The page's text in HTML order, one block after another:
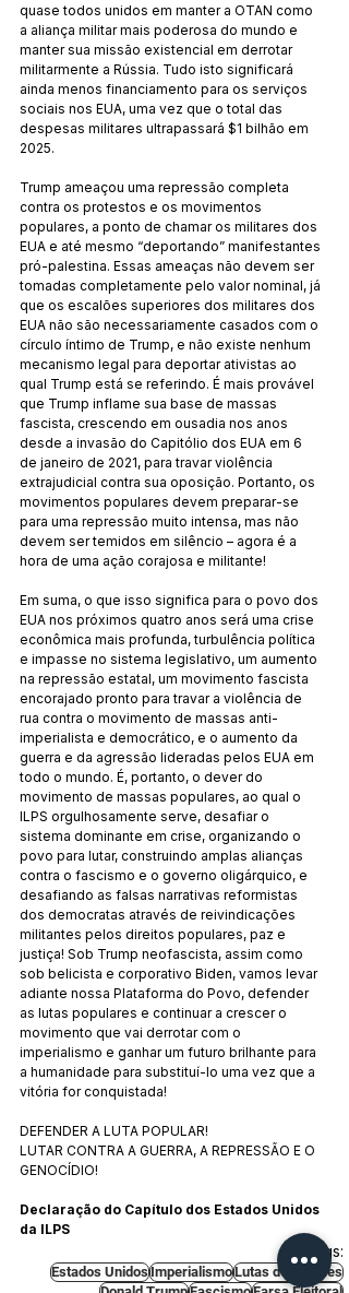
quase todos unidos em manter a OTAN como
a aliança militar mais poderosa do mundo e
manter sua missão existencial em derrotar
militarmente a Rússia. Tudo isto significará
ainda menos financiamento para os serviços
sociais nos EUA, uma vez que o total das
despesas militares ultrapassará $1 bilhão em
2025.
Trump ameaçou uma repressão completa
contra os protestos e os movimentos
populares, a ponto de chamar os militares dos
EUA e até mesmo “deportando” manifestantes
pró-palestina. Essas ameaças não devem ser
tomadas completamente pelo valor nominal, já
que os escalões superiores dos militares dos
EUA não são necessariamente casados com o
círculo íntimo de Trump, e não existe nenhum
mecanismo legal para deportar ativistas ao
qual Trump está se referindo. É mais provável
que Trump inflame sua base de massas
fascista, crescendo em ousadia nos anos
desde a invasão do Capitólio dos EUA em 6
de janeiro de 2021, para travar violência
extrajudicial contra sua oposição. Portanto, os
movimentos populares devem preparar-se
para uma repressão muito intensa, mas não
devem ser temidos em silêncio – agora é a
hora de uma ação corajosa e militante!
Em suma, o que isso significa para o povo dos
EUA nos próximos quatro anos será uma crise
econômica mais profunda, turbulência política
e impasse no sistema legislativo, um aumento
na repressão estatal, um movimento fascista
encorajado pronto para travar a violência de
rua contra o movimento de massas anti-
imperialista e democrático, e o aumento da
guerra e da agressão lideradas pelos EUA em
todo o mundo. É, portanto, o dever do
movimento de massas populares, ao qual o
ILPS orgulhosamente serve, desafiar o
sistema dominante em crise, organizando o
povo para lutar, construindo amplas alianças
contra o fascismo e o governo oligárquico, e
desafiando as falsas narrativas reformistas
dos democratas através de reivindicações
militantes pelos direitos populares, paz e
justiça! Sob Trump neofascista, assim como
sob belicista e corporativo Biden, vamos levar
adiante nossa Plataforma do Povo, defender
as lutas populares e continuar a crescer o
movimento que vai derrotar com o
imperialismo e ganhar um futuro brilhante para
a humanidade para substituí-lo uma vez que a
vitória for conquistada!
DEFENDER A LUTA POPULAR!
LUTAR CONTRA A GUERRA, A REPRESSÃO E O
GENOCÍDIO!
Declaração do Capítulo dos Estados Unidos
da ILPS
Tags:
Estados UnidosImperialismoLutas de Classes